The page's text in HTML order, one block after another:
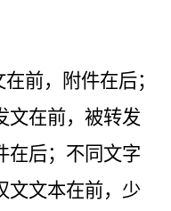
前，附件在后；
文在前，被转发
在后；不同文字
文文本在前，少